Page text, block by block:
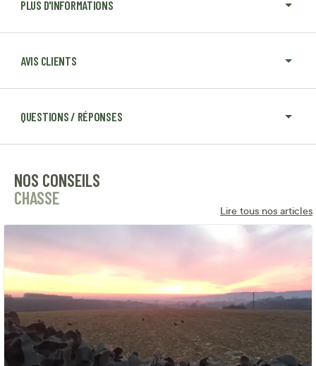
PLUS D'INFORMATIONS
AVIS CLIENTS
QUESTIONS / RÉPONSES
NOS CONSEILS
CHASSE
Lire tous nos articles